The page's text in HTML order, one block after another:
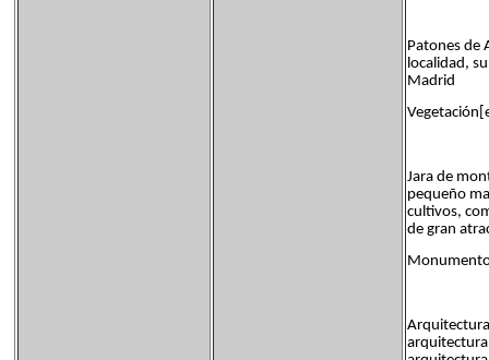
Patones de
localidad,
Madrid
Jara de
pequeño
cultivos,
de gran